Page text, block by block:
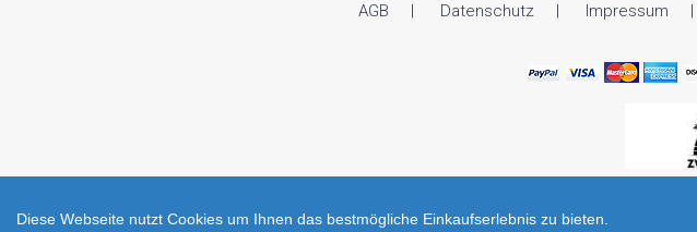
AGB Datenschutz Impressum
Diese Webseite nutzt Cookies um Ihnen das bestmögliche Einkaufserlebnis zu bieten.